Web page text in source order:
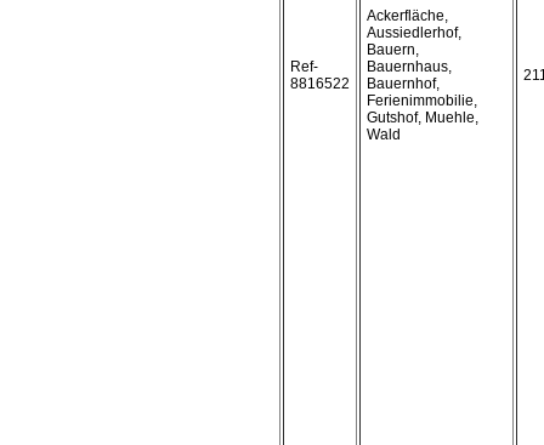
Ref-
8816522
Ackerfläche,
Aussiedlerhof,
Bauern,
Bauernhaus,
Bauernhof,
Ferienimmobilie,
Gutshof, Muehle,
Wald